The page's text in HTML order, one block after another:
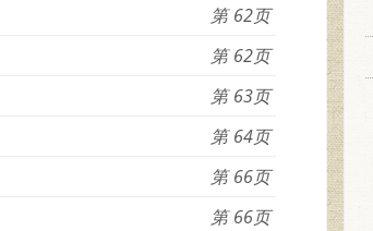
62
62
63
64
66
66